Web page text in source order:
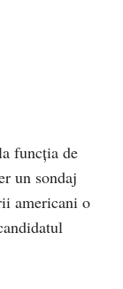
funcția de
un sondaj
americani o